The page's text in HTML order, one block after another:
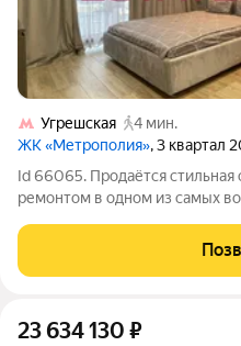
Угрешская
4 мин.
ЖК «Метрополия», 3 квартал
Id 66065. Продаётся
ремонтом в одном из самых
23 634 130 ₽